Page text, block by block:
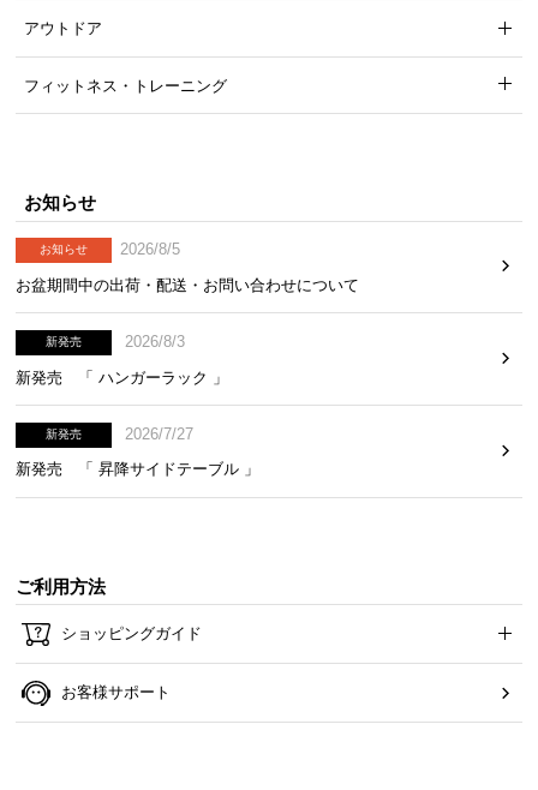
アウトドア
フィットネス・トレーニング
お知らせ
お知らせ
2026/8/5
お盆期間中の出荷・配送・お問い合わせについて
新発売
2026/8/3
新発売 「 ハンガーラック 」
新発売
2026/7/27
新発売 「 昇降サイドテーブル 」
ご利用方法
ショッピングガイド
お客様サポート